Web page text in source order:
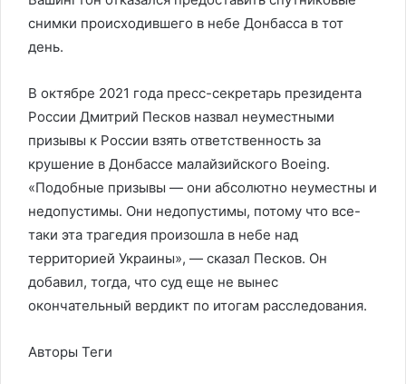
снимки происходившего в небе Донбасса в тот
день.
В октябре 2021 года пресс-секретарь президента
России Дмитрий Песков назвал неуместными
призывы к России взять ответственность за
крушение в Донбассе малайзийского Boeing.
«Подобные призывы — они абсолютно неуместны и
недопустимы. Они недопустимы, потому что все-
таки эта трагедия произошла в небе над
территорией Украины», — сказал Песков. Он
добавил, тогда, что суд еще не вынес
окончательный вердикт по итогам расследования.
Авторы Теги